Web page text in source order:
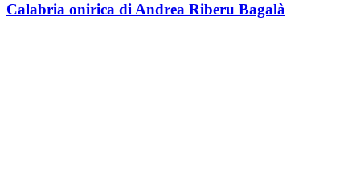
Calabria onirica di Andrea Riberu Bagalà